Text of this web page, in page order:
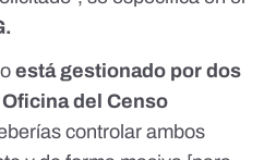
está gestionado por dos
del Censo
controlar ambos